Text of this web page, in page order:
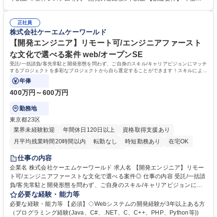
候補】自社製品開発/上流工程メイン/原則リモート勤務
大学 高専 短大 専修学校 高校 語学力： 資格：
正社員
株式会社ケーエムケーワールド
【開発エンジニア】リモート可/エンジニアファースト
な文化で選べる案件 web/オープンSE
受託/一括請負/客先常駐と開発形態を問わず、ご自身のスキル/キャリアビジョンにマッチ
するプロジェクトを多彩なプロジェクトから自ら選定することができます！スキルによっ
ては上流工程からの参画も可能です！
年俸
400万円～600万円
勤務地
東京都23区
業界未経験歓迎
年間休日120日以上
資格取得支援あり
月平均残業時間20時間以内
転勤なし 時短勤務あり
在宅OK
完全週休2日制
仕事の内容
企業名 株式会社ケーエムケーワールド 求人名 【開発エンジニア】リモー
ト可/エンジニアファーストな文化で選べる案件◎ 仕事の内容 受託/一括請
負/客先常駐と開発形態を問わず、ご自身のスキル/キャリアビジョンにマ
ッチするプロジェクトを多彩なプロジェクトから自ら選定することができ
ます！スキルによっては上流工程からの参画も可能です！ ■案件例 大手イ
ンターネットバンキングのサービスシステム開発・保守 概要：大手IBの新
必要な経験・能力等
必要な経験・能力等 【必須】◇Webシステムの開発経験が3年以上ある方
（プログラミング経験(Java、C#、.NET、C、C++、PHP、Python等))